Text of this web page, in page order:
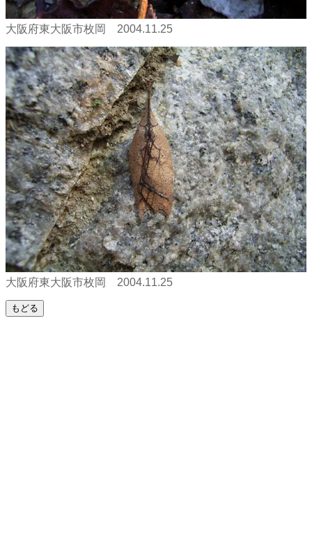
大阪府東大阪市枚岡 2004.11.25
大阪府東大阪市枚岡 2004.11.25